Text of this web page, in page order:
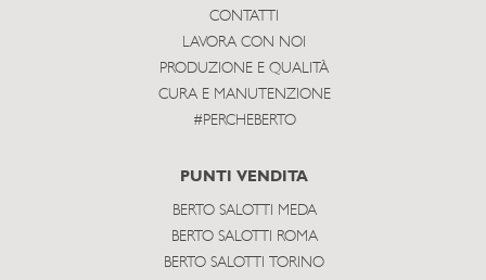
CONTATTI
LAVORA CON NOI
PRODUZIONE E QUALITÀ
CURA E MANUTENZIONE
#PERCHEBERTO
PUNTI VENDITA
BERTO SALOTTI MEDA
BERTO SALOTTI ROMA
BERTO SALOTTI TORINO